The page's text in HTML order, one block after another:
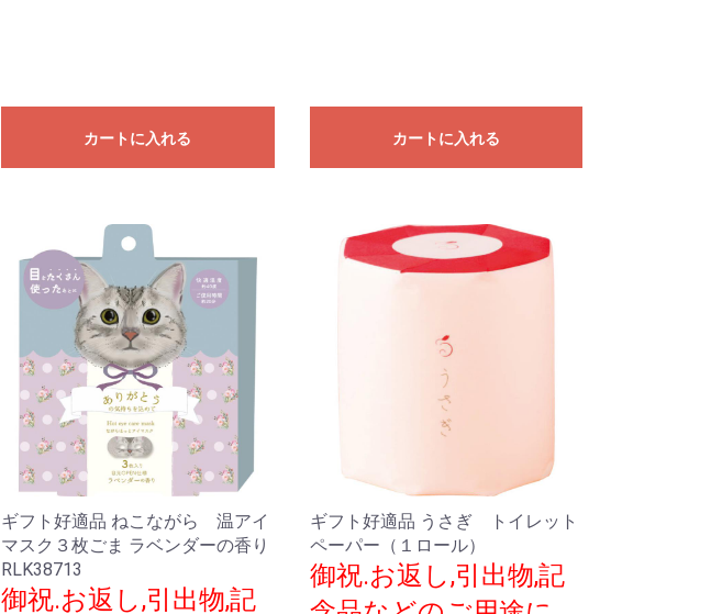
カートに入れる カートに入れる
ギフト好適品 ねこながら 温アイ
マスク３枚ごま ラベンダーの香り
RLK38713
御祝.お返し,引出物,記
ギフト好適品 うさぎ トイレット
ペーパー（１ロール）
御祝.お返し,引出物,記